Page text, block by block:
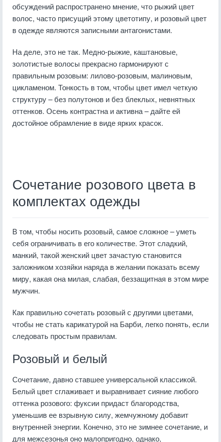
обсуждений распространено мнение, что рыжий цвет
волос, часто присущий этому цветотипу, и розовый цвет
в одежде являются записными антагонистами.
На деле, это не так. Медно-рыжие, каштановые,
золотистые волосы прекрасно гармонируют с
правильным розовым: лилово-розовым, малиновым,
цикламеном. Тонкость в том, чтобы цвет имел четкую
структуру – без полутонов и без блеклых, невнятных
оттенков. Осень контрастна и активна – дайте ей
достойное обрамление в виде ярких красок.
Сочетание розового цвета в
комплектах одежды
В том, чтобы носить розовый, самое сложное – уметь
себя ограничивать в его количестве. Этот сладкий,
манкий, такой женский цвет зачастую становится
заложником хозяйки наряда в желании показать всему
миру, какая она милая, слабая, беззащитная в этом мире
мужчин.
Как правильно сочетать розовый с другими цветами,
чтобы не стать карикатурой на Барби, легко понять, если
следовать простым правилам.
Розовый и белый
Сочетание, давно ставшее универсальной классикой.
Белый цвет сглаживает и выравнивает сияние любого
оттенка розового: фуксии придаст благородства,
уменьшив ее взрывную силу, жемчужному добавит
внутренней энергии. Конечно, это не зимнее сочетание, и
для межсезонья оно малопригодно, однако,